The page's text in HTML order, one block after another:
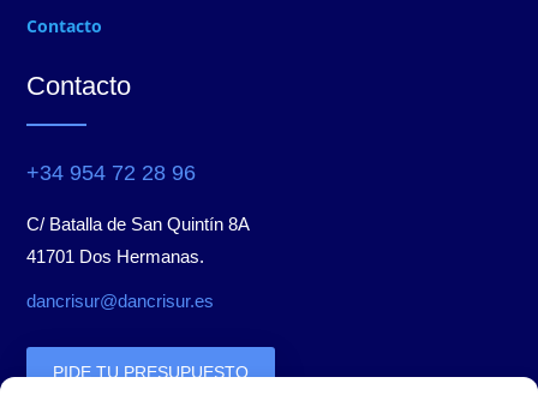
Contacto
Contacto
+34 954 72 28 96
C/ Batalla de San Quintín 8A
41701 Dos Hermanas.
dancrisur@dancrisur.es
PIDE TU PRESUPUESTO